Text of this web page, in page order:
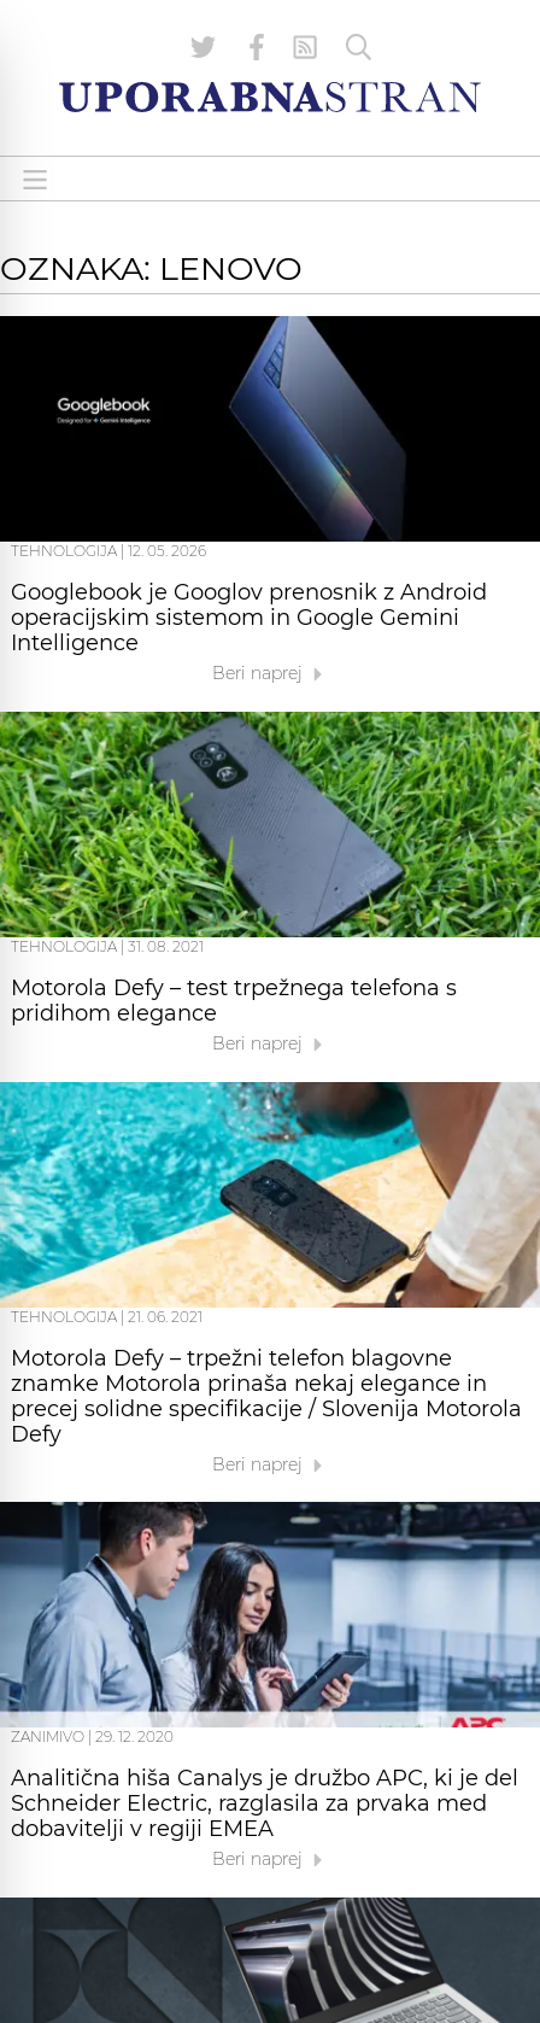
OZNAKA: LENOVO
TEHNOLOGIJA 12. 05. 2026
Googlebook je Googlov prenosnik z Android
operacijskim sistemom in Google Gemini
Intelligence
Beri naprej
TEHNOLOGIJA 31. 08. 2021
Motorola Defy – test trpežnega telefona s
pridihom elegance
Beri naprej
TEHNOLOGIJA | 21. 06. 2021
Motorola Defy – trpežni telefon blagovne
znamke Motorola prinaša nekaj elegance in
precej solidne specifikacije / Slovenija Motorola
Defy
Beri naprej
ZANIMIVO 29. 12. 2020
Analitična hiša Canalys je družbo APC, ki je del
Schneider Electric, razglasila za prvaka med
dobavitelji v regiji EMEA
Beri naprej